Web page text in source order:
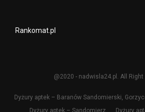
Rankomat.pl
@2020 - nadwisla24.pl. All Right
Dyżury aptek – Baranów Sandomierski,
Dyżury aptek – Sandomierz
Dyżury